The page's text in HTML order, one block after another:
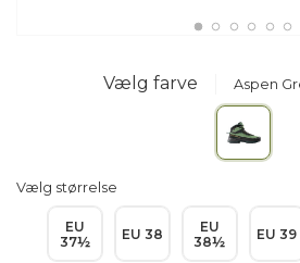
Vælg farve Aspen
Vælg størrelse
EU
37½
EU 38
EU
38½
EU 39